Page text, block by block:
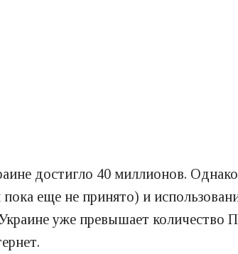
достигло 40 миллионов.
еще не принято) и
уже превышает количество